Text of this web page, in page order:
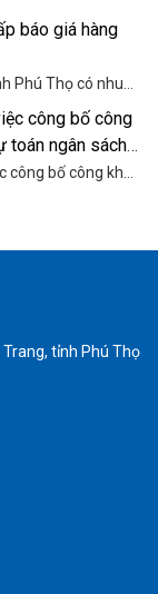
báo giá hàng
Phú Thọ có nhu
làm cơ sở tổ
cung cấp động
Bệnh viện Mắt
công bố công
toán ngân sách
công bố công khai
tỉnh Phú Thọ